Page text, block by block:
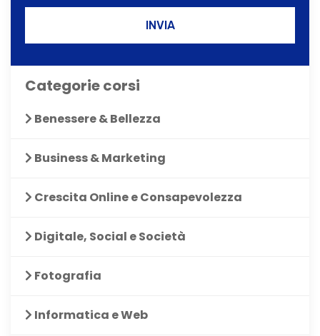
INVIA
Categorie corsi
Benessere & Bellezza
Business & Marketing
Crescita Online e Consapevolezza
Digitale, Social e Società
Fotografia
Informatica e Web